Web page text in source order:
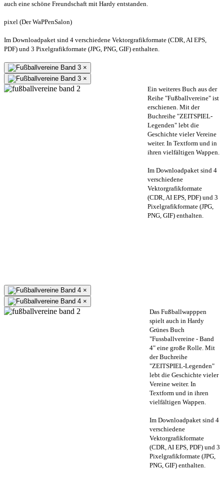
auch eine schöne Freundschaft mit Hardy entstanden.
pixel (Der WaPPenSalon)
Im Downloadpaket sind 4 verschiedene Vektorgrafikformate (CDR, AI EPS,
PDF) und 3 Pixelgrafikformate (JPG, PNG, GIF) enthalten.
×
×
Ein weiteres Buch aus der
Reihe "Fußballvereine" ist
erschienen. Mit der
Buchreihe "ZEITSPIEL-
Legenden" lebt die
Geschichte vieler Vereine
weiter. In Textform und in
ihren vielfältigen Wappen.
Im Downloadpaket sind 4
verschiedene
Vektorgrafikformate
(CDR, AI EPS, PDF) und 3
Pixelgrafikformate (JPG,
PNG, GIF) enthalten.
×
×
Das Fußballwapppen
spielt auch in Hardy
Grünes Buch
"Fussballvereine - Band
4" eine große Rolle. Mit
der Buchreihe
"ZEITSPIEL-Legenden"
lebt die Geschichte vieler
Vereine weiter. In
Textform und in ihren
vielfältigen Wappen.
Im Downloadpaket sind 4
verschiedene
Vektorgrafikformate
(CDR, AI EPS, PDF) und 3
Pixelgrafikformate (JPG,
PNG, GIF) enthalten.